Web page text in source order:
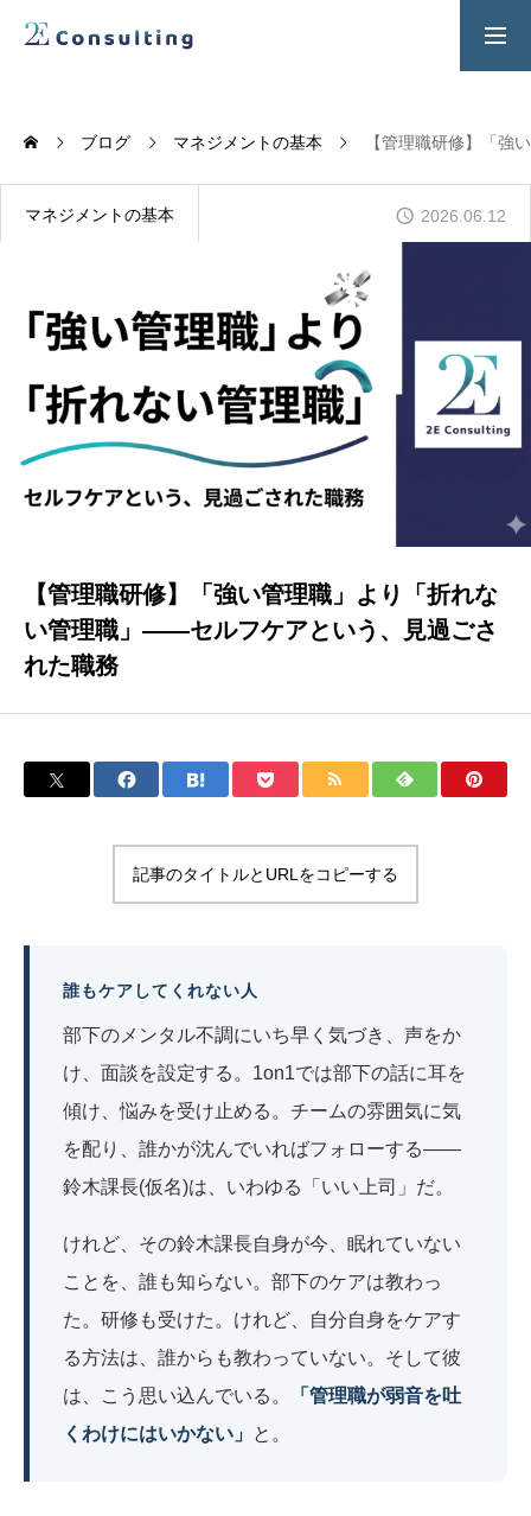
人材育成／経営サポートプログラム
会社概要と代表紹介
ブログ マネジメントの基本 【管理職研修】「
マネジメントの基本 2026.06.12
【管理職研修】「強い管理職」より「折れな
い管理職」――セルフケアという、見過ごさ
れた職務
記事のタイトルとURLをコピーする
誰もケアしてくれない人
部下のメンタル不調にいち早く気づき、声をか
け、面談を設定する。1on1では部下の話に耳を
傾け、悩みを受け止める。チームの雰囲気に気
を配り、誰かが沈んでいればフォローする――
鈴木課長(仮名)は、いわゆる「いい上司」だ。
けれど、その鈴木課長自身が今、眠れていない
ことを、誰も知らない。部下のケアは教わっ
た。研修も受けた。けれど、自分自身をケアす
る方法は、誰からも教わっていない。そして彼
は、こう思い込んでいる。
「管理職が弱音を吐
くわけにはいかない」 と。